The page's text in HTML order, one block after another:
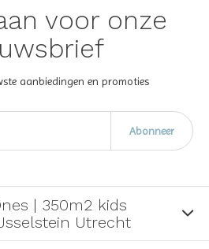
voor onze
aanbiedingen en promoties
Abonneer
| 350m2 kids
Utrecht